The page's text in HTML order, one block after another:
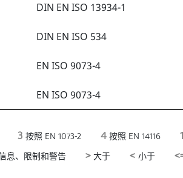
DIN EN ISO 13934-1
DIN EN ISO 534
EN ISO 9073-4
EN ISO 9073-4
3 按照 EN 1073-2 4 按照 EN 14116
息、限制和警告 > 大于 < 小于